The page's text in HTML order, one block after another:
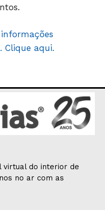
Clique aqui.
virtual do interior de
no ar com as